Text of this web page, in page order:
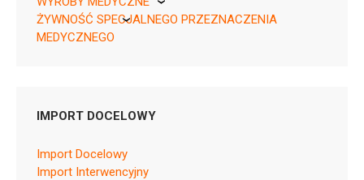
30 tabl. w blistrze
05909991561840 ¦ Rp ¦ 159585
C09BB04
KikGel
ŻYWNOŚĆ SPECJALNEGO PRZEZNACZENIA
MEDYCZNEGO
IMPORT DOCELOWY
Import Docelowy
Import Interwencyjny